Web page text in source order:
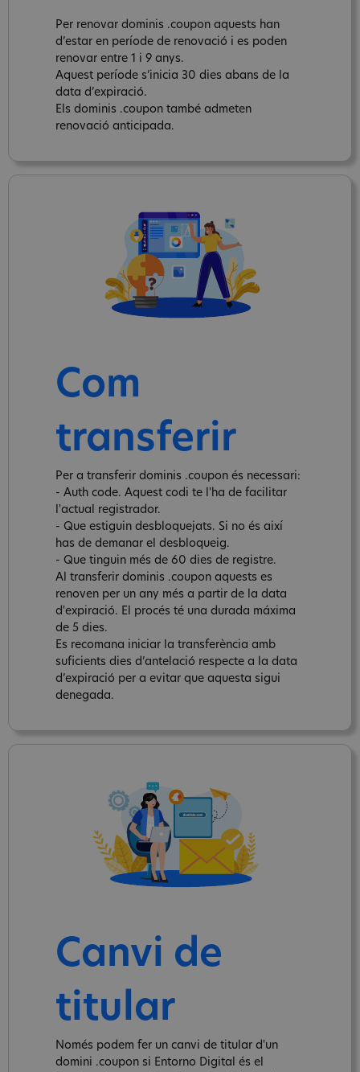
Per renovar dominis .coupon aquests han
d’estar en període de renovació i es poden
renovar entre 1 i 9 anys.
Aquest període s’inicia 30 dies abans de la
data d’expiració.
Els dominis .coupon també admeten
renovació anticipada.
Com
transferir
Per a transferir dominis .coupon és necessari:
- Auth code. Aquest codi te l'ha de facilitar
l'actual registrador.
- Que estiguin desbloquejats. Si no és així
has de demanar el desbloqueig.
- Que tinguin més de 60 dies de registre.
Al transferir dominis .coupon aquests es
renoven per un any més a partir de la data
d'expiració. El procés té una durada máxima
de 5 dies.
Es recomana iniciar la transferència amb
suficients dies d’antelació respecte a la data
d’expiració per a evitar que aquesta sigui
denegada.
Canvi de
titular
Només podem fer un canvi de titular d'un
domini .coupon si Entorno Digital és el